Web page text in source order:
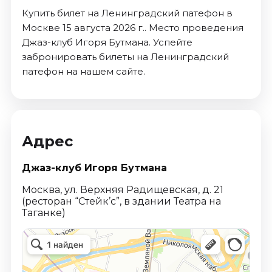
Купить билет на Ленинградский патефон в
Москве 15 августа 2026 г.. Место проведения
Джаз-клуб Игоря Бутмана. Успейте
забронировать билеты на Ленинградский
патефон на нашем сайте.
Адрес
Джаз-клуб Игоря Бутмана
Москва, ул. Верхняя Радищевская, д. 21
(ресторан “Стейк’c”, в здании Театра на
Таганке)